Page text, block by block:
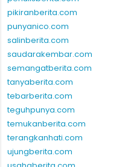
penuhsemangat.com
penulisberita.com
pikiranberita.com
punyanico.com
salinberita.com
saudarakembar.com
semangatberita.com
tanyaberita.com
tebarberita.com
teguhpunya.com
temukanberita.com
terangkanhati.com